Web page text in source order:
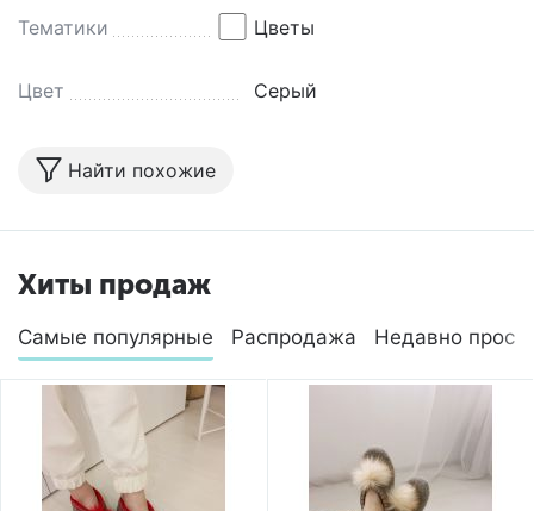
Тематики Цветы
Цвет Серый
Найти похожие
Хиты продаж
Самые популярные Распродажа Недавно